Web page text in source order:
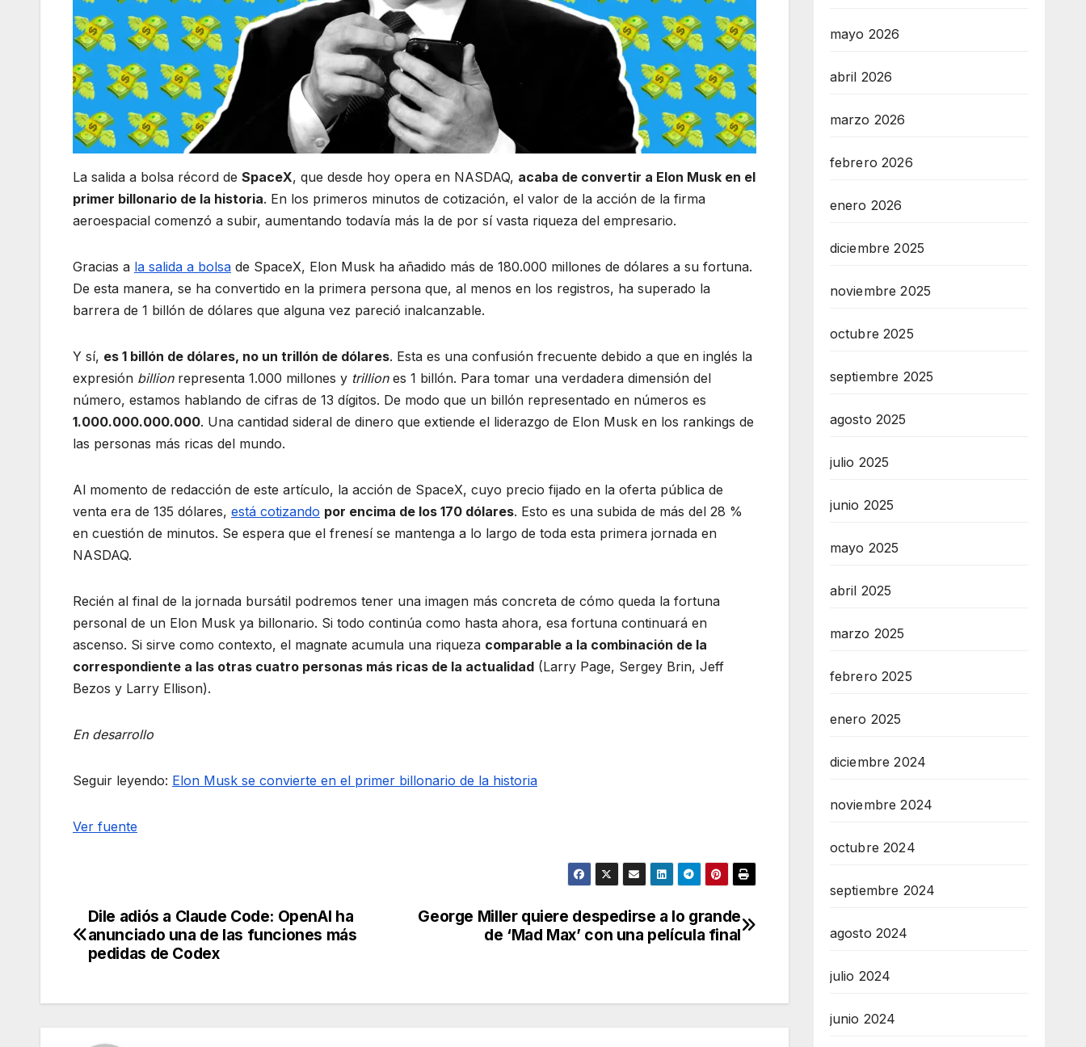
La salida a bolsa récord de SpaceX, que desde hoy opera en NASDAQ, acaba de convertir a Elon Musk en el
primer billonario de la historia. En los primeros minutos de cotización, el valor de la acción de la firma
aeroespacial comenzó a subir, aumentando todavía más la de por sí vasta riqueza del empresario.
Gracias a la salida a bolsa de SpaceX, Elon Musk ha añadido más de 180.000 millones de dólares a su fortuna.
De esta manera, se ha convertido en la primera persona que, al menos en los registros, ha superado la
barrera de 1 billón de dólares que alguna vez pareció inalcanzable.
Y sí, es 1 billón de dólares, no un trillón de dólares. Esta es una confusión frecuente debido a que en inglés la
expresión billionrepresenta 1.000 millones y trilliones 1 billón. Para tomar una verdadera dimensión del
número, estamos hablando de cifras de 13 dígitos. De modo que un billón representado en números es
1.000.000.000.000. Una cantidad sideral de dinero que extiende el liderazgo de Elon Musk en los rankings de
las personas más ricas del mundo.
Al momento de redacción de este artículo, la acción de SpaceX, cuyo precio fijado en la oferta pública de
venta era de 135 dólares, está cotizando por encima de los 170 dólares. Esto es una subida de más del 28 %
en cuestión de minutos. Se espera que el frenesí se mantenga a lo largo de toda esta primera jornada en
NASDAQ.
Recién al final de la jornada bursátil podremos tener una imagen más concreta de cómo queda la fortuna
personal de un Elon Musk ya billonario. Si todo continúa como hasta ahora, esa fortuna continuará en
ascenso. Si sirve como contexto, el magnate acumula una riqueza comparable a la combinación de la
correspondiente a las otras cuatro personas más ricas de la actualidad (Larry Page, Sergey Brin, Jeff
Bezos y Larry Ellison).
En desarrollo
Seguir leyendo: Elon Musk se convierte en el primer billonario de la historia
Ver fuente
Navegación
de
George Miller quiere despedirse a lo grande
de ‘Mad Max’ con una película final
Dile adiós a Claude Code: OpenAI ha
anunciado una de las funciones más
pedidas de Codex
mayo 2026
abril 2026
marzo 2026
febrero 2026
enero 2026
diciembre 2025
noviembre 2025
octubre 2025
septiembre 2025
agosto 2025
julio 2025
junio 2025
mayo 2025
abril 2025
marzo 2025
febrero 2025
enero 2025
diciembre 2024
noviembre 2024
octubre 2024
septiembre 2024
agosto 2024
julio 2024
junio 2024